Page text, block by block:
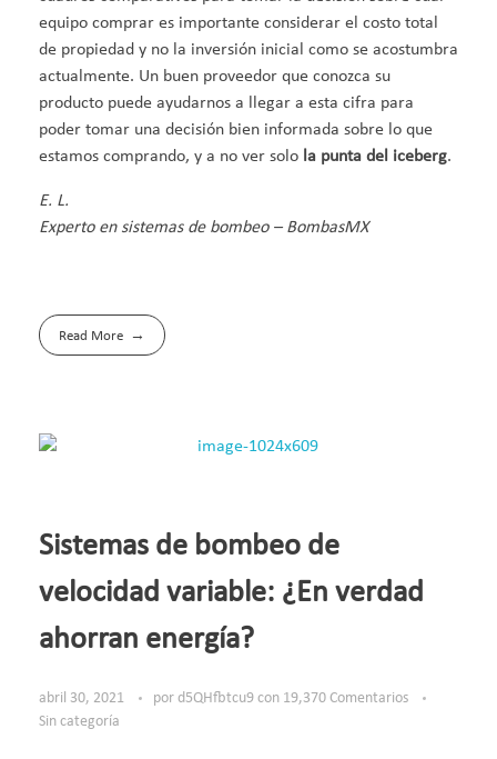
equipo comprar es importante considerar el costo total
de propiedad y no la inversión inicial como se acostumbra
actualmente. Un buen proveedor que conozca su
producto puede ayudarnos a llegar a esta cifra para
poder tomar una decisión bien informada sobre lo que
estamos comprando, y a no ver solo la punta del iceberg.
E. L.
Experto en sistemas de bombeo – BombasMX
Read More
Sistemas de bombeo de
velocidad variable: ¿En verdad
ahorran energía?
abril 30, 2021 por d5QHfbtcu9 con 19,370 Comentarios
Sin categoría